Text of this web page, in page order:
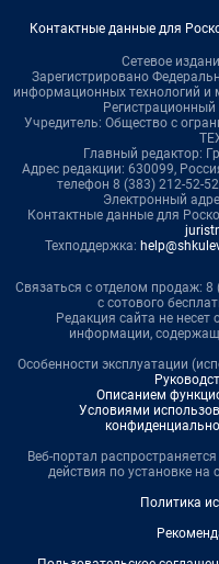
Контактные данные для
Сетевое
Зарегистрировано
информационных технологий
Учредитель: Общество с
Главный редактор:
Адрес редакции: 630099,
телефон 8 (383) 212-52-
Электронный
Контактные данные для
Техподдержка:
Связаться с отделом продаж: 8
с сотового
Редакция сайта не несет
информации,
Особенности эксплуатации
Описанием
Условиями
Веб-портал
действия по установке на
Политика